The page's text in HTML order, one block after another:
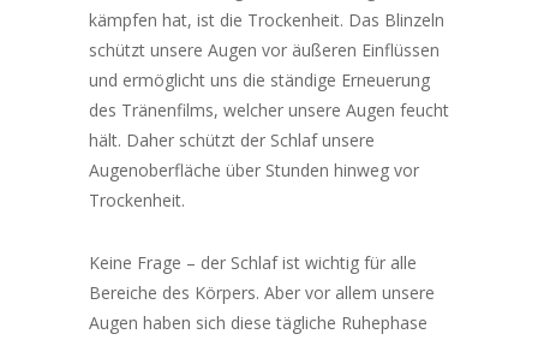
kämpfen hat, ist die Trockenheit. Das Blinzeln
schützt unsere Augen vor äußeren Einflüssen
und ermöglicht uns die ständige Erneuerung
des Tränenfilms, welcher unsere Augen feucht
hält. Daher schützt der Schlaf unsere
Augenoberfläche über Stunden hinweg vor
Trockenheit.
Keine Frage – der Schlaf ist wichtig für alle
Bereiche des Körpers. Aber vor allem unsere
Augen haben sich diese tägliche Ruhephase